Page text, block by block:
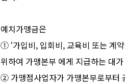
예치가맹금은
① ‘가입비, 입회비, 교육비 또는 계
위하여 가맹본부 에게 지급하는 대가
② 가맹점사업자가 가맹본부로부터